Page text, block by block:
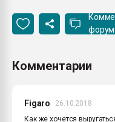
Комментарии
Figaro
26.10.2018
Как же хочется